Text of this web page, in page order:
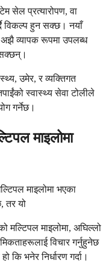
सेल प्रत्यारोपण, वा
विकल्प हुन सक्छ। नयाँ
व्यापक रूपमा उपलब्ध
उमेर, र व्यक्तिगत
स्वास्थ्य सेवा टोलीले
गर्नेछ।
माइलोमा
माइलोमा भएका
तर यो
मल्टिपल माइलोमा, अघिल्लो
विचार गर्नुहुनेछ
कि भनेर निर्धारण गर्दा।